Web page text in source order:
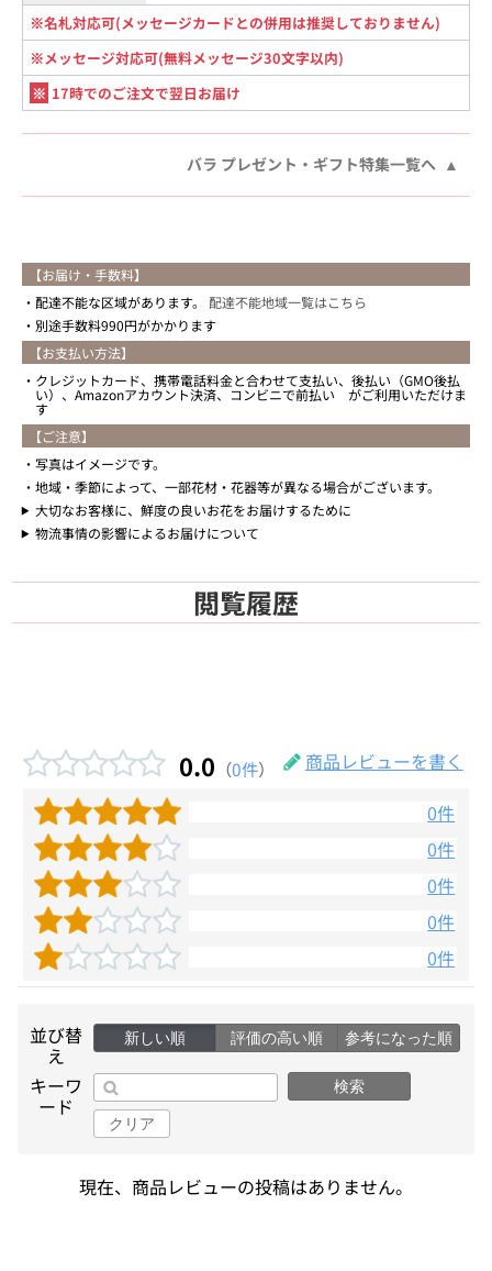
※名札対応可(メッセージカードとの併用は推奨しておりません)
※メッセージ対応可(無料メッセージ30文字以内)
※ 17時でのご注文で翌日お届け
バラ プレゼント・ギフト特集一覧へ
【お届け・手数料】
配達不能な区域があります。 配達不能地域一覧はこちら
別途手数料990円がかかります
【お支払い方法】
クレジットカード、携帯電話料金と合わせて支払い、後払い（GMO後払
い）、Amazonアカウント決済、コンビニで前払い がご利用いただけま
す
【ご注意】
写真はイメージです。
地域・季節によって、一部花材・花器等が異なる場合がございます。
大切なお客様に、鮮度の良いお花をお届けするために
物流事情の影響によるお届けについて
閲覧履歴
0.0 （0件）
商品レビューを書く
0件
0件
0件
0件
0件
並び替
え
新しい順 評価の高い順 参考になった順
キーワ
ード
検索
クリア
現在、商品レビューの投稿はありません。